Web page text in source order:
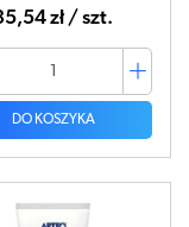
zł / szt.
DO KOSZYKA